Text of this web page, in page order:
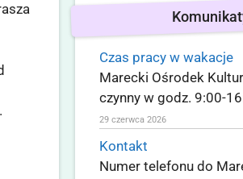
.
Czas pracy w wakacje
Marecki Ośrodek
czynny w godz. 9:00-
29 czerwca 2026
Kontakt
Numer telefonu do